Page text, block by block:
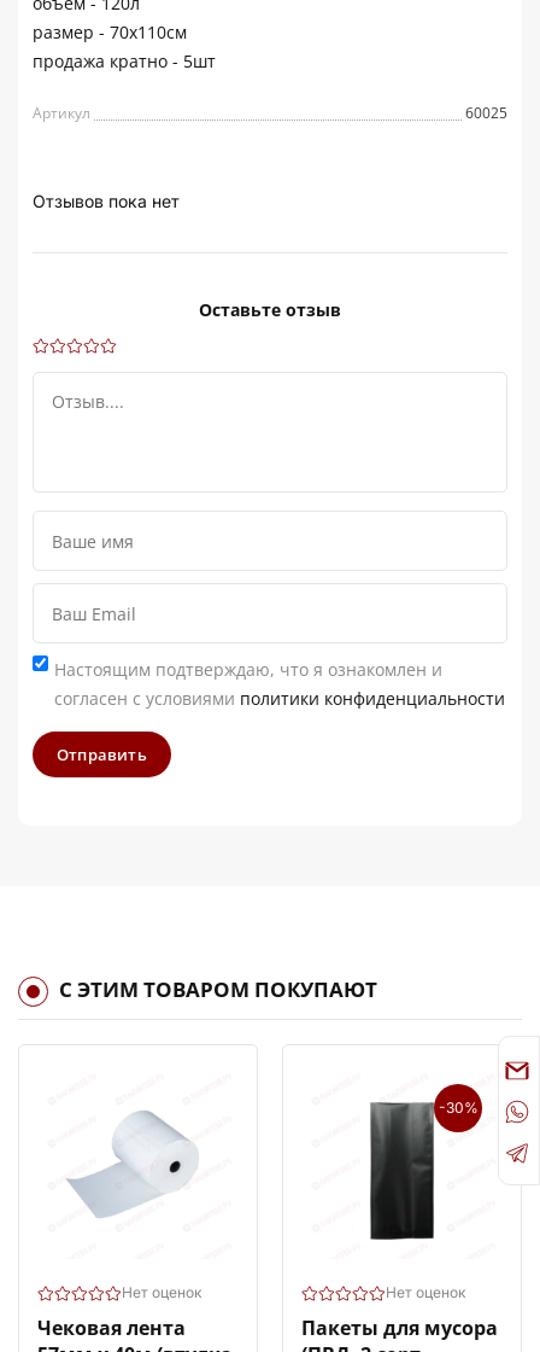
размер - 70х110см
продажа кратно - 5шт
Артикул 60025
Отзывов пока нет
Оставьте отзыв
Настоящим подтверждаю, что я ознакомлен и
согласен с условиями политики конфиденциальности
Отправить
С ЭТИМ ТОВАРОМ ПОКУПАЮТ
Нет оценок
Чековая лента
-30%
Нет оценок
Пакеты для мусора